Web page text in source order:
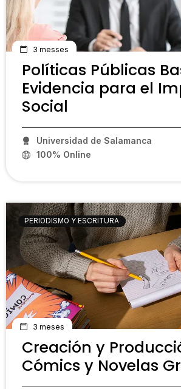
3 messes
Políticas Públicas
Evidencia para el
Social
Universidad de Salamanca
100% Online
PERIODISMO Y ESCRITURA
3 meses
Creación y
Cómics y Novelas